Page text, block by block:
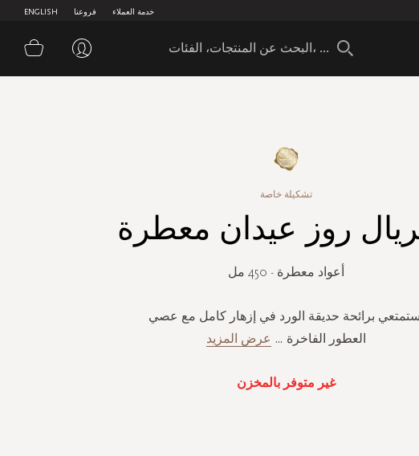
ENGLISH فروعنا خدمة العملاء
سلة
تشكيلة خاصة
روز عيدان معطرة
أعواد معطرة - 450 مل
برائحة حديقة الورد في إزهار كامل مع عصي
العطور الفاخرة ... عرض المزيد
غير متوفر بالمخزن